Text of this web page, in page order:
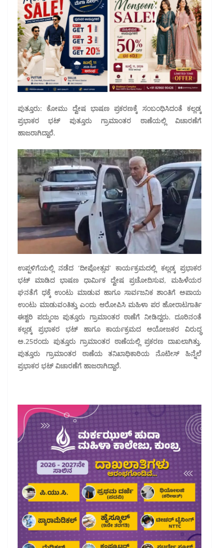
ಪುತ್ತೂರು: ಕೋಮು ದ್ವೇಷ ಭಾಷಣ ಪ್ರಕರಣಕ್ಕೆ ಸಂಬಂಧಿಸಿದಂತೆ ಕಲ್ಲಡ್ಕ
ಪ್ರಭಾಕರ ಭಟ್ ಪುತ್ತೂರು ಗ್ರಾಮಾಂತರ ಠಾಣೆಯಲ್ಲಿ ವಿಚಾರಣೆಗೆ
ಹಾಜರಾಗಿದ್ದಾರೆ.
ಉಪ್ಪಳಿಗೆಯಲ್ಲಿ ನಡೆದ ‘ದೀಪೋತ್ಸವ’ ಕಾರ್ಯಕ್ರಮದಲ್ಲಿ ಕಲ್ಲಡ್ಕ ಪ್ರಭಾಕರ
ಭಟ್ ಮಾಡಿದ ಭಾಷಣ ಧಾರ್ಮಿಕ ದ್ವೇಷ ಪ್ರಚೋದಿಸುವ, ಮಹಿಳೆಯರ
ಘನತೆಗೆ ಧಕ್ಕೆ ಉಂಟು ಮಾಡುವ ಹಾಗೂ ಸಾರ್ವಜನಿಕ ಶಾಂತಿಗೆ ಅಪಾಯ
ಉಂಟು ಮಾಡುವಂತಿತ್ತು ಎಂದು ಆರೋಪಿಸಿ ಮಹಿಳಾ ಪರ ಹೋರಾಟಗಾರ್ತಿ
ಈಶ್ವರಿ ಪದ್ಮುಂಜ ಪುತ್ತೂರು ಗ್ರಾಮಾಂತರ ಠಾಣೆಗೆ ನೀಡಿದ್ದರು. ದೂರಿನಂತೆ
ಕಲ್ಲಡ್ಕ ಪ್ರಭಾಕರ ಭಟ್ ಹಾಗೂ ಕಾರ್ಯಕ್ರಮದ ಆಯೋಜಕರ ವಿರುದ್ಧ
ಅ.25ರಂದು ಪುತ್ತೂರು ಗ್ರಾಮಾಂತರ ಠಾಣೆಯಲ್ಲಿ ಪ್ರಕರಣ ದಾಖಲಾಗಿತ್ತು.
ಪುತ್ತೂರು ಗ್ರಾಮಾಂತರ ಠಾಣೆಯ ತನಿಖಾಧಿಕಾರಿ‌ಯ ನೊಟೀಸ್ ಹಿನ್ನೆಲೆ
ಪ್ರಭಾಕರ ಭಟ್ ವಿಚಾರಣೆಗೆ ಹಾಜರಾಗಿದ್ದಾರೆ.